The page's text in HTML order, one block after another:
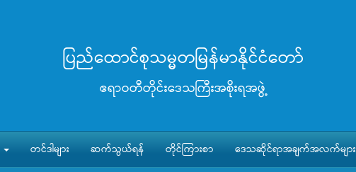
ပြည်ထောင်စုသမ္မတမြန်မာနိုင်ငံတော်
ဧရာဝတီတိုင်းဒေသကြီးအစိုးရအဖွဲ့
တင်ဒါများ ဆက်သွယ်ရန် တိုင်ကြားစာ ဒေသဆိုင်ရာအချက်အလက်များ